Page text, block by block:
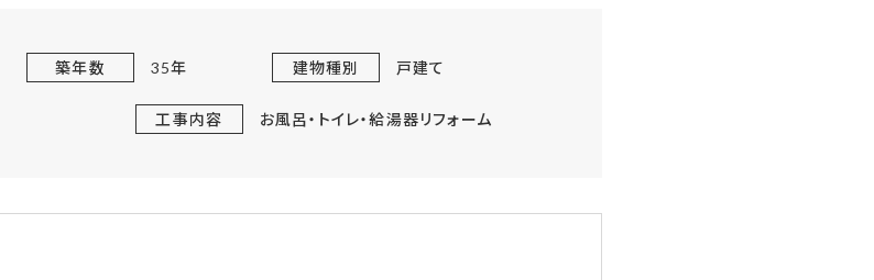
築年数 35年 建物種別 戸建て
工事内容 お風呂・トイレ・給湯器リフォーム